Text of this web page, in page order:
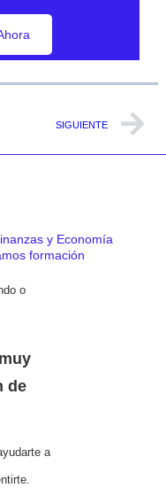
SIGUIENTE
y Economía
formación
o
de
a